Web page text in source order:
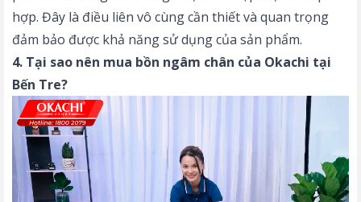
hợp. Đây là điều liên vô cùng cần thiết và quan trọng
đảm bảo được khả năng sử dụng của sản phẩm.
4. Tại sao nên mua bồn ngâm chân của Okachi tại
Bến Tre?